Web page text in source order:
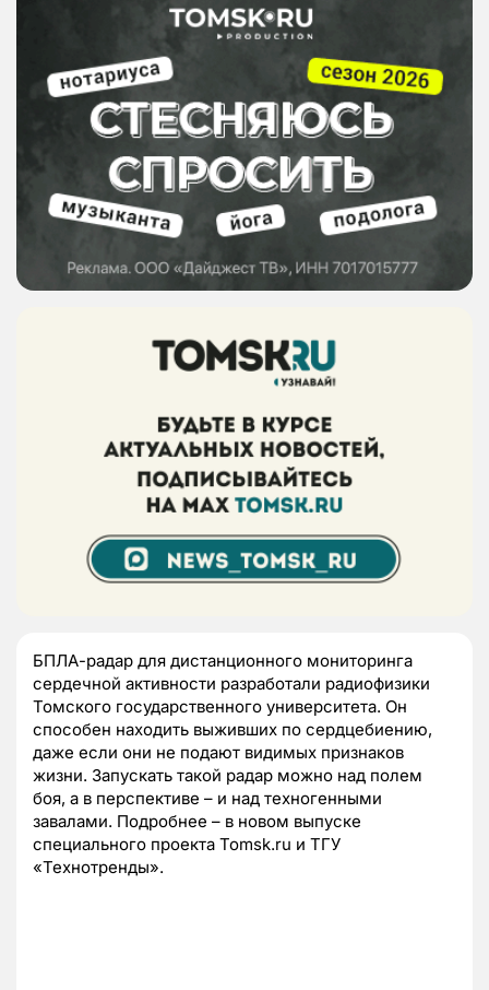
БПЛА-радар для дистанционного мониторинга
сердечной активности разработали радиофизики
Томского государственного университета. Он
способен находить выживших по сердцебиению,
даже если они не подают видимых признаков
жизни. Запускать такой радар можно над полем
боя, а в перспективе – и над техногенными
завалами. Подробнее – в новом выпуске
специального проекта Tomsk.ru и ТГУ
«Технотренды».